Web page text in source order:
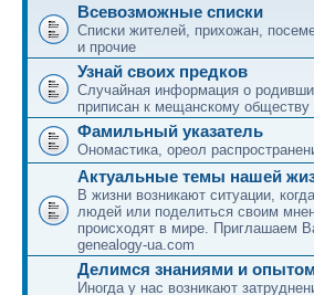
Всевозможные списки
Списки жителей, прихожан,
и прочие
Узнай своих предков
Случайная информация о
приписан к мещанскому обществу
Фамильный указатель
Ономастика, ореол
Актуальные темы нашей
В жизни возникают ситуации,
людей или поделиться своим
происходят в мире. Приглашаем
genealogy-ua.com
Делимся знаниями и опытом
Иногда у нас возникают